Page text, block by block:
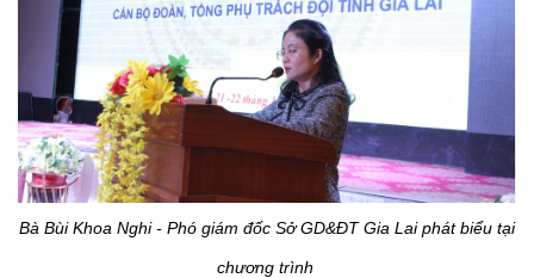
Bà Bùi Khoa Nghi - Phó giám đốc Sở GD&ĐT Gia Lai phát biểu tại
chương trình